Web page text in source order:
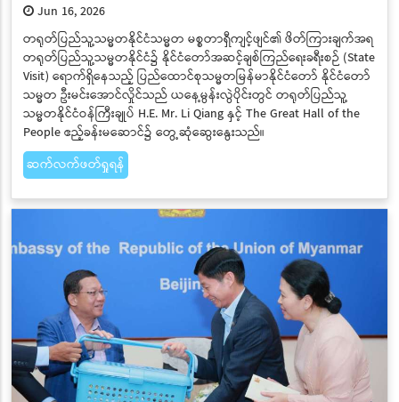
Jun 16, 2026
တရုတ်ပြည်သူ့သမ္မတနိုင်ငံသမ္မတ မစ္စတာရှီကျင့်ဖျင်၏ ဖိတ်ကြားချက်အရ
တရုတ်ပြည်သူ့သမ္မတနိုင်ငံ၌ နိုင်ငံတော်အဆင့်ချစ်ကြည်ရေးခရီးစဉ် (State
Visit) ရောက်ရှိနေသည့် ပြည်ထောင်စုသမ္မတမြန်မာနိုင်ငံတော် နိုင်ငံတော်
သမ္မတ ဦးမင်းအောင်လှိုင်သည် ယနေ့မွန်းလွဲပိုင်းတွင် တရုတ်ပြည်သူ့
သမ္မတနိုင်ငံဝန်ကြီးချုပ် H.E. Mr. Li Qiang နှင့် The Great Hall of the
People ဧည့်ခန်းမဆောင်၌ တွေ့ဆုံဆွေးနွေးသည်။
ဆက်လက်ဖတ်ရှုရန်